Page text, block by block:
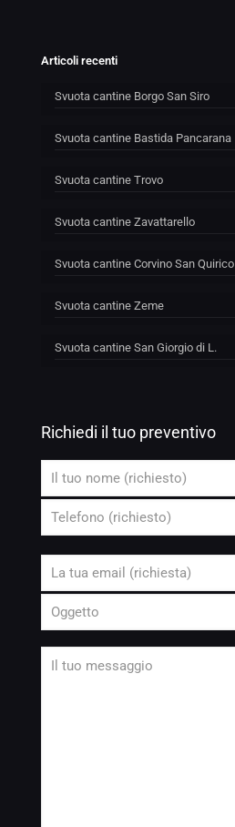
Articoli recenti
Svuota cantine Borgo San Siro
Svuota cantine Bastida Pancarana
Svuota cantine Trovo
Svuota cantine Zavattarello
Svuota cantine Corvino San Quirico
Svuota cantine Zeme
Svuota cantine San Giorgio di L.
Richiedi il tuo preventivo